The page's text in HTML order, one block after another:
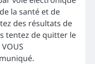
la santé et de
des résultats de
tentez de quitter le